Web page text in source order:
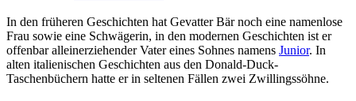
In den früheren Geschichten hat Gevatter Bär noch eine namenlose
Frau sowie eine Schwägerin, in den modernen Geschichten ist er
offenbar alleinerziehender Vater eines Sohnes namens Junior. In
alten italienischen Geschichten aus den Donald-Duck-
Taschenbüchern hatte er in seltenen Fällen zwei Zwillingssöhne.